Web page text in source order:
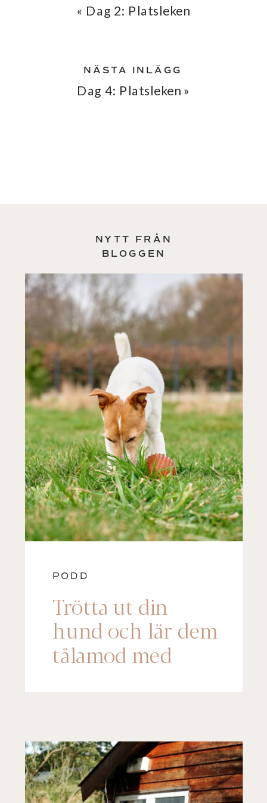
Dag 4: Platsleken »
« Dag 2: Platsleken
NÄSTA INLÄGG
NYTT FRÅN
BLOGGEN
PODD
Trötta ut din
hund och lär dem
tålamod med